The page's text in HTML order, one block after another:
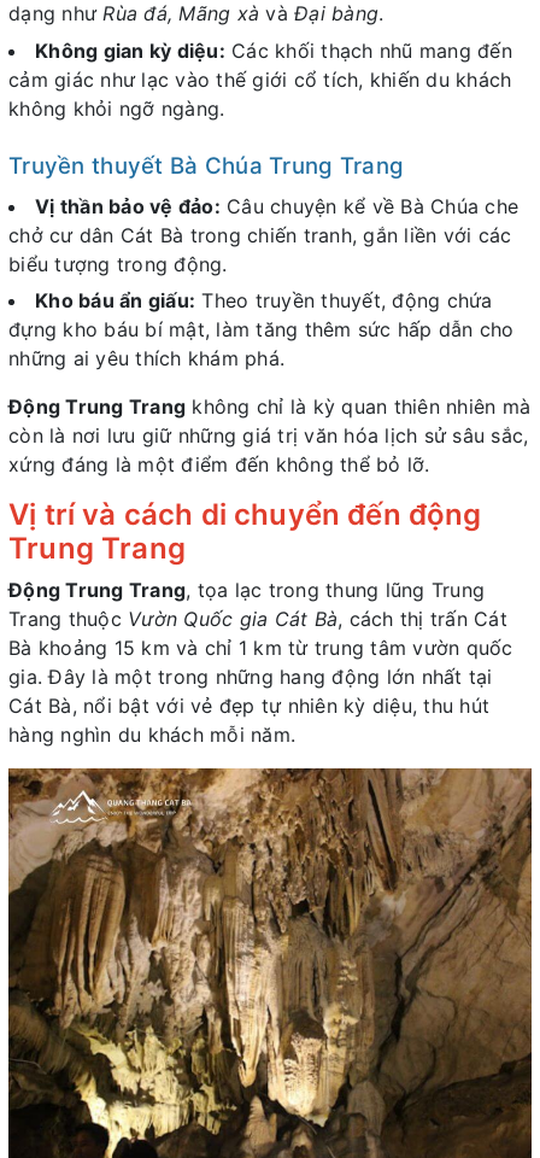
dạng nhưRùa đá, Mãng xà và Đại bàng.
Không gian kỳ diệu: Các khối thạch nhũ mang đến
cảm giác như lạc vào thế giới cổ tích, khiến du khách
không khỏi ngỡ ngàng.
Truyền thuyết Bà Chúa Trung Trang
Vị thần bảo vệ đảo: Câu chuyện kể về Bà Chúa che
chở cư dân Cát Bà trong chiến tranh, gắn liền với các
biểu tượng trong động.
Kho báu ẩn giấu: Theo truyền thuyết, động chứa
đựng kho báu bí mật, làm tăng thêm sức hấp dẫn cho
những ai yêu thích khám phá.
Động Trung Trang không chỉ là kỳ quan thiên nhiên mà
còn là nơi lưu giữ những giá trị văn hóa lịch sử sâu sắc,
xứng đáng là một điểm đến không thể bỏ lỡ.
Vị trí và cách di chuyển đến động
Trung Trang
Động Trung Trang, tọa lạc trong thung lũng Trung
Trang thuộc Vườn Quốc gia Cát Bà, cách thị trấn Cát
Bà khoảng 15 km và chỉ 1 km từ trung tâm vườn quốc
gia. Đây là một trong những hang động lớn nhất tại
Cát Bà, nổi bật với vẻ đẹp tự nhiên kỳ diệu, thu hút
hàng nghìn du khách mỗi năm.